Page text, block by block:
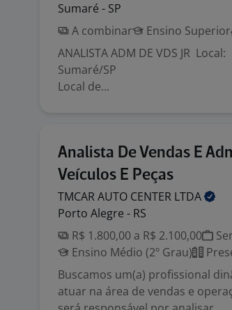
Sumaré - SP
A combinar
Ensino Superior
ANALISTA ADM DE VDS JR Local:
Local de...
Analista De Vendas E
Veículos E Peças
TMCAR AUTO CENTER LTDA
Porto Alegre - RS
R$ 1.800,00 a R$ 2.100,00
Ensino Médio (2º Grau)
Buscamos um(a) profissional
atuar na área de vendas e